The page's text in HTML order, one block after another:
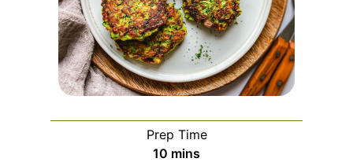
Prep Time
10 m
mins